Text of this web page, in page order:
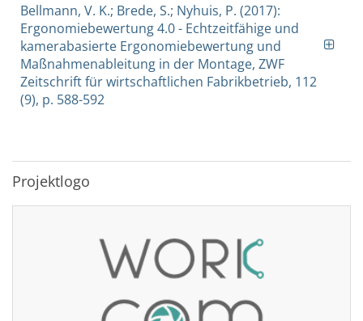
Bellmann, V. K.; Brede, S.; Nyhuis, P. (2017):
Ergonomiebewertung 4.0 - Echtzeitfähige und
kamerabasierte Ergonomiebewertung und
Maßnahmenableitung in der Montage, ZWF
Zeitschrift für wirtschaftlichen Fabrikbetrieb, 112
(9), p. 588-592
Projektlogo